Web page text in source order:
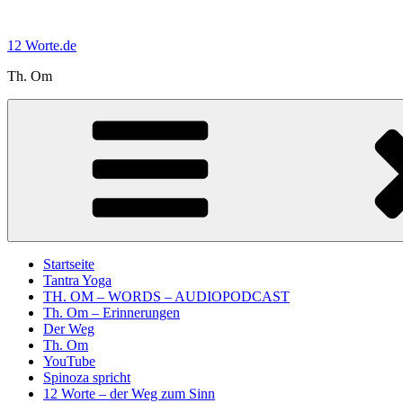
springen
12 Worte.de
Th. Om
Startseite
Tantra Yoga
TH. OM – WORDS – AUDIOPODCAST
Th. Om – Erinnerungen
Der Weg
Th. Om
YouTube
Spinoza spricht
12 Worte – der Weg zum Sinn